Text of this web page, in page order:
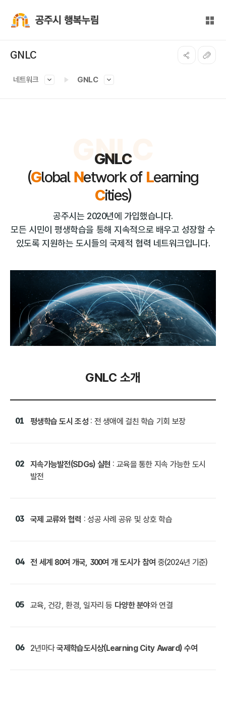
전체
GNLC
네트워크 GNLC
GNLC
GNLC
(GlobalNetwork of Learning
Cities)
공주시는 2020년에 가입했습니다.
모든 시민이 평생학습을 통해 지속적으로 배우고 성장할 수
있도록 지원하는 도시들의 국제적 협력 네트워크입니다.
GNLC 소개
01 평생학습 도시 조성: 전 생애에 걸친 학습 기회 보장
02 지속가능발전(SDGs) 실현 : 교육을 통한 지속 가능한 도시
발전
03 국제 교류와 협력 : 성공 사례 공유 및 상호 학습
04 전 세계 80여 개국, 300여 개 도시가 참여 중(2024년 기준)
05 교육, 건강, 환경, 일자리 등 다양한 분야와 연결
06 2년마다국제학습도시상(Learning City Award) 수여